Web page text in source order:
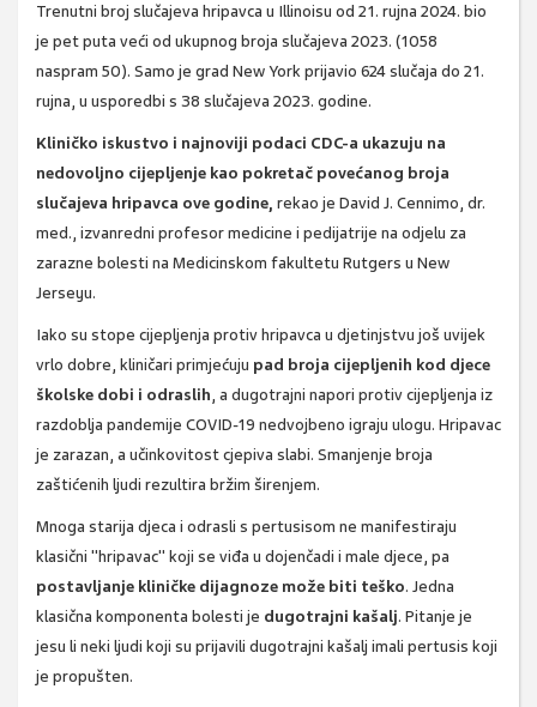
Trenutni broj slučajeva hripavca u Illinoisu od 21. rujna 2024. bio
je pet puta veći od ukupnog broja slučajeva 2023. (1058
naspram 50). Samo je grad New York prijavio 624 slučaja do 21.
rujna, u usporedbi s 38 slučajeva 2023. godine.
Kliničko iskustvo i najnoviji podaci CDC-a ukazuju na
nedovoljno cijepljenje kao pokretač povećanog broja
slučajeva hripavca ove godine, rekao je David J. Cennimo, dr.
med., izvanredni profesor medicine i pedijatrije na odjelu za
zarazne bolesti na Medicinskom fakultetu Rutgers u New
Jerseyu.
Iako su stope cijepljenja protiv hripavca u djetinjstvu još uvijek
vrlo dobre, kliničari primjećuju pad broja cijepljenih kod djece
školske dobi i odraslih, a dugotrajni napori protiv cijepljenja iz
razdoblja pandemije COVID-19 nedvojbeno igraju ulogu. Hripavac
je zarazan, a učinkovitost cjepiva slabi. Smanjenje broja
zaštićenih ljudi rezultira bržim širenjem.
Mnoga starija djeca i odrasli s pertusisom ne manifestiraju
klasični "hripavac" koji se viđa u dojenčadi i male djece, pa
postavljanje kliničke dijagnoze može biti teško. Jedna
klasična komponenta bolesti je dugotrajni kašalj. Pitanje je
jesu li neki ljudi koji su prijavili dugotrajni kašalj imali pertusis koji
je propušten.